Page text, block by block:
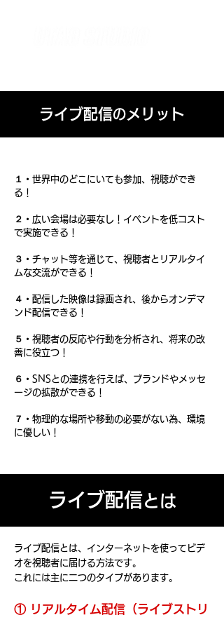
ライブ配信の メリット
１・ 世界中のどこにいても参加、視聴ができ
る！
２・ 広い会場は必要なし！イベントを低コスト
で実施できる！
３・ チャット等を通じて、視聴者とリアルタイ
ムな交流ができる！
４・ 配信した映像は録画され、後からオンデマ
ンド配信できる！
５・ 視聴者の反応や行動を分析され、将来の改
善に役立つ！
６・ SNSとの連携を行えば、ブランドやメッセ
ージの拡散ができる！
７・ 物理的な場所や移動の必要がない為、環境
に優しい！
ライブ配信とは
ライブ配信とは、インターネットを使ってビデ
オを視聴者に届ける方法です。
これには主に二つのタイプがあります。
① リアルタイム配信（ライブストリ